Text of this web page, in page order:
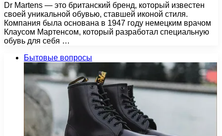
Dr Martens — это британский бренд, который известен
своей уникальной обувью, ставшей иконой стиля.
Компания была основана в 1947 году немецким врачом
Клаусом Мартенсом, который разработал специальную
обувь для себя …
Бытовые вопросы